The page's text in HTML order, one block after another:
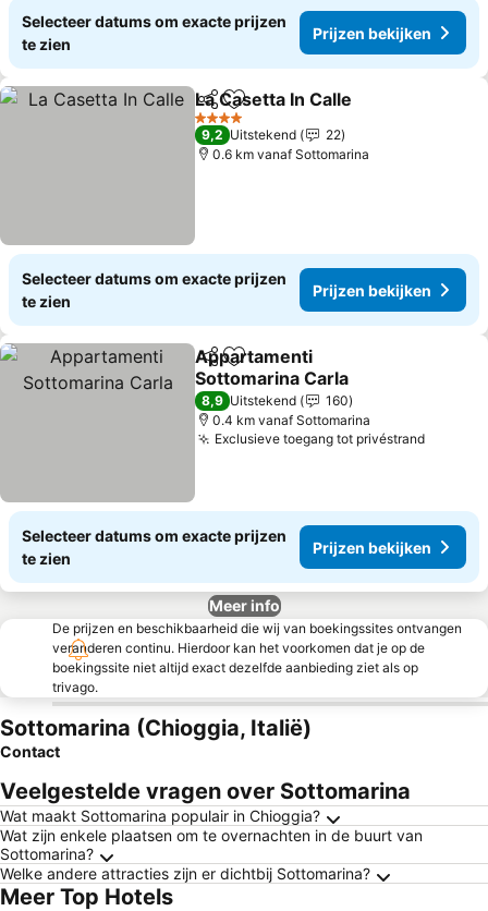
Selecteer datums om exacte prijzen
te zien
Prijzen bekijken
DelenToevoegen aan favorieten
La Casetta In Calle
4 Sterren
9,2 Uitstekend
22
0.6 km vanaf Sottomarina
Selecteer datums om exacte prijzen
te zien
Prijzen bekijken
DelenToevoegen aan favorieten
Appartamenti
Sottomarina Carla
8,9 Uitstekend
160
0.4 km vanaf Sottomarina
Exclusieve toegang tot privéstrand
Selecteer datums om exacte prijzen
te zien
Prijzen bekijken
Meer info
De prijzen en beschikbaarheid die wij van boekingssites ontvangen
veranderen continu. Hierdoor kan het voorkomen dat je op de
boekingssite niet altijd exact dezelfde aanbieding ziet als op
trivago.
Sottomarina (Chioggia, Italië)
Contact
Veelgestelde vragen over Sottomarina
Wat maakt Sottomarina populair in Chioggia?
Wat zijn enkele plaatsen om te overnachten in de buurt van
Sottomarina?
Welke andere attracties zijn er dichtbij Sottomarina?
Meer Top Hotels